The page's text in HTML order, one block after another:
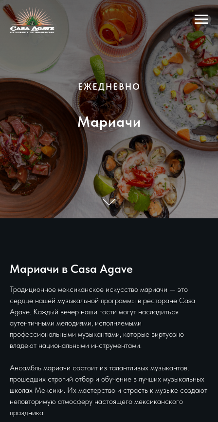
ЕЖЕДНЕВНО
Мариачи
Мариачи в Casa Agave
Традиционное мексиканское искусство мариачи — это
сердце нашей музыкальной программы в ресторане Casa
Agave. Каждый вечер наши гости могут насладиться
аутентичными мелодиями, исполняемыми
профессиональными музыкантами, которые виртуозно
владеют национальными инструментами.
Ансамбль мариачи состоит из талантливых музыкантов,
прошедших строгий отбор и обучение в лучших музыкальных
школах Мексики. Их мастерство и страсть к музыке создают
неповторимую атмосферу настоящего мексиканского
праздника.